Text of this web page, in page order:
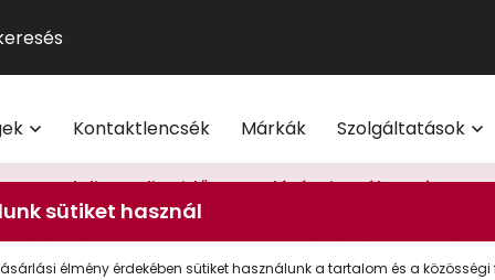
Kontaktlencsék Márkák Szolgáltatások
akció 20% I Vision Express Webshop
Olvasó- és
Tippek a
GYIK
Polaroid
További világmárkák
Kollekciók
Világmárkák
Foglaljon online időpontot látásvizsgálatra itt.
Napszemüveg online exkluzív akár -40% Vásárolok
sütiket használ
élmény érdekében sütiket használunk a tartalom és a közösségi